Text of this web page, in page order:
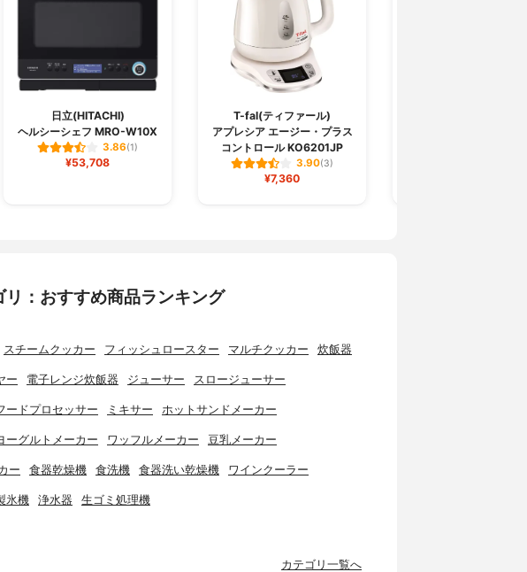
日立(HITACHI)
ヘルシーシェフ MRO-W10X
3.86(1)
¥53,708
T-fal(ティファール)
アプレシア エージー・プラス
コントロール KO6201JP
3.90(3)
¥7,360
：おすすめ商品ランキング
スチームクッカー フィッシュロースター マルチクッカー 炊飯器
ー 電子レンジ炊飯器 ジューサー スロージューサー
ードプロセッサー ミキサー ホットサンドメーカー
ーグルトメーカー ワッフルメーカー 豆乳メーカー
ー 食器乾燥機 食洗機 食器洗い乾燥機 ワインクーラー
氷機 浄水器 生ゴミ処理機
カテゴリ一覧へ